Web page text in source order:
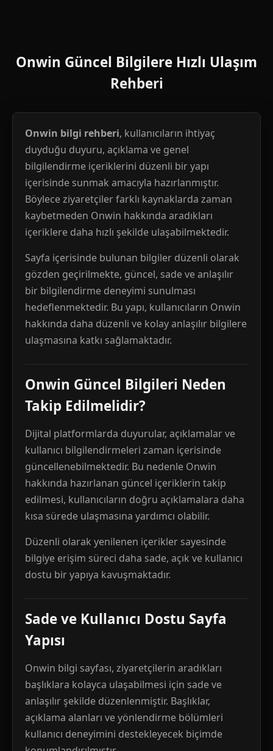
Onwin Güncel Bilgilere Hızlı Ulaşım
Rehberi
Onwin bilgi rehberi, kullanıcıların ihtiyaç
duyduğu duyuru, açıklama ve genel
bilgilendirme içeriklerini düzenli bir yapı
içerisinde sunmak amacıyla hazırlanmıştır.
Böylece ziyaretçiler farklı kaynaklarda zaman
kaybetmeden Onwin hakkında aradıkları
içeriklere daha hızlı şekilde ulaşabilmektedir.
Sayfa içerisinde bulunan bilgiler düzenli olarak
gözden geçirilmekte, güncel, sade ve anlaşılır
bir bilgilendirme deneyimi sunulması
hedeflenmektedir. Bu yapı, kullanıcıların Onwin
hakkında daha düzenli ve kolay anlaşılır bilgilere
ulaşmasına katkı sağlamaktadır.
Onwin Güncel Bilgileri Neden
Takip Edilmelidir?
Dijital platformlarda duyurular, açıklamalar ve
kullanıcı bilgilendirmeleri zaman içerisinde
güncellenebilmektedir. Bu nedenle Onwin
hakkında hazırlanan güncel içeriklerin takip
edilmesi, kullanıcıların doğru açıklamalara daha
kısa sürede ulaşmasına yardımcı olabilir.
Düzenli olarak yenilenen içerikler sayesinde
bilgiye erişim süreci daha sade, açık ve kullanıcı
dostu bir yapıya kavuşmaktadır.
Sade ve Kullanıcı Dostu Sayfa
Yapısı
Onwin bilgi sayfası, ziyaretçilerin aradıkları
başlıklara kolayca ulaşabilmesi için sade ve
anlaşılır şekilde düzenlenmiştir. Başlıklar,
açıklama alanları ve yönlendirme bölümleri
kullanıcı deneyimini destekleyecek biçimde